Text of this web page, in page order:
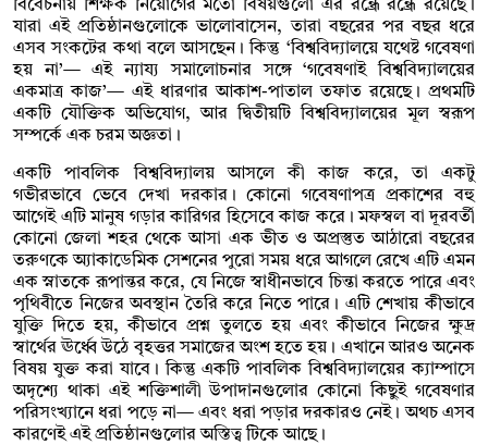
বিবেচনায় শিক্ষক নিয়োগের মতো বিষয়গুলো এর রন্ধ্রে রন্ধ্রে রয়েছে।
যারা এই প্রতিষ্ঠানগুলোকে ভালোবাসেন, তারা বছরের পর বছর ধরে
এসব সংকটের কথা বলে আসছেন। কিন্তু ‘বিশ্ববিদ্যালয়ে যথেষ্ট গবেষণা
হয় না’— এই ন্যায্য সমালোচনার সঙ্গে ‘গবেষণাই বিশ্ববিদ্যালয়ের
একমাত্র কাজ’— এই ধারণার আকাশ-পাতাল তফাত রয়েছে। প্রথমটি
একটি যৌক্তিক অভিযোগ, আর দ্বিতীয়টি বিশ্ববিদ্যালয়ের মূল স্বরূপ
সম্পর্কে এক চরম অজ্ঞতা।
একটি পাবলিক বিশ্ববিদ্যালয় আসলে কী কাজ করে, তা একটু
গভীরভাবে ভেবে দেখা দরকার। কোনো গবেষণাপত্র প্রকাশের বহু
আগেই এটি মানুষ গড়ার কারিগর হিসেবে কাজ করে। মফস্বল বা দূরবর্তী
কোনো জেলা শহর থেকে আসা এক ভীত ও অপ্রস্তুত আঠারো বছরের
তরুণকে অ্যাকাডেমিক সেশনের পুরো সময় ধরে আগলে রেখে এটি এমন
এক স্নাতকে রূপান্তর করে, যে নিজে স্বাধীনভাবে চিন্তা করতে পারে এবং
পৃথিবীতে নিজের অবস্থান তৈরি করে নিতে পারে। এটি শেখায় কীভাবে
যুক্তি দিতে হয়, কীভাবে প্রশ্ন তুলতে হয় এবং কীভাবে নিজের ক্ষুদ্র
স্বার্থের ঊর্ধ্বে উঠে বৃহত্তর সমাজের অংশ হতে হয়। এখানে আরও অনেক
বিষয় যুক্ত করা যাবে। কিন্তু একটি পাবলিক বিশ্ববিদ্যালয়ের ক্যাম্পাসে
অদৃশ্যে থাকা এই শক্তিশালী উপাদানগুলোর কোনো কিছুই গবেষণার
পরিসংখ্যানে ধরা পড়ে না— এবং ধরা পড়ার দরকারও নেই। অথচ এসব
কারণেই এই প্রতিষ্ঠানগুলোর অস্তিত্ব টিকে আছে।